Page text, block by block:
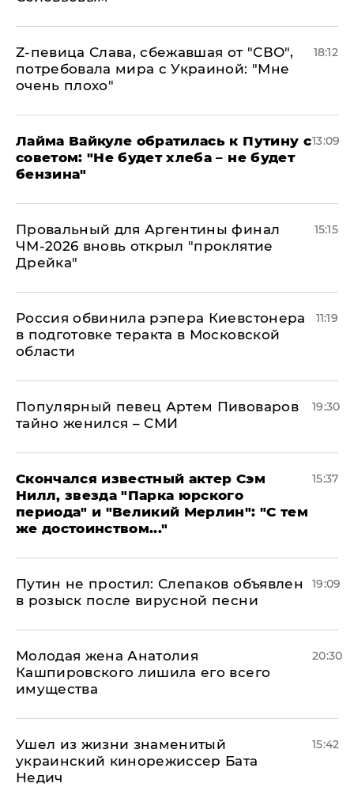
Z-певица Слава, сбежавшая от "СВО",
потребовала мира с Украиной: "Мне
очень плохо"
18:12
Лайма Вайкуле обратилась к Путину с
советом: "Не будет хлеба – не будет
бензина"
13:09
Провальный для Аргентины финал
ЧМ-2026 вновь открыл "проклятие
Дрейка"
15:15
Россия обвинила рэпера Киевстонера
в подготовке теракта в Московской
области
11:19
Популярный певец Артем Пивоваров
тайно женился – СМИ
19:30
Скончался известный актер Сэм
Нилл, звезда "Парка юрского
периода" и "Великий Мерлин": "С тем
же достоинством..."
15:37
Путин не простил: Слепаков объявлен
в розыск после вирусной песни
19:09
Молодая жена Анатолия
Кашпировского лишила его всего
имущества
20:30
Ушел из жизни знаменитый
украинский кинорежиссер Бата
Недич
15:42